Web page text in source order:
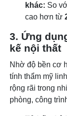
khác: So
cao hơn từ
3. Ứng
kế nội thất
Nhờ độ bền cơ
tính thẩm mỹ
rộng rãi trong
phòng, công